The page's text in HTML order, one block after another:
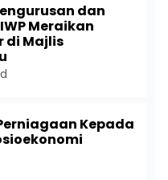
dan
Meraikan
di Majlis
Kepada